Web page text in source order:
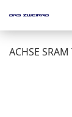
ACHSE